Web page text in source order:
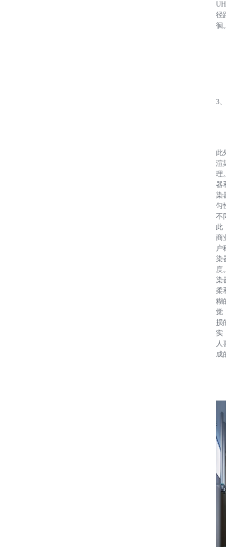
径
徊
3
此
渲
理
器
染
匀
不
此
商
户
染
度
染
柔
糊
觉
损
实
人
成